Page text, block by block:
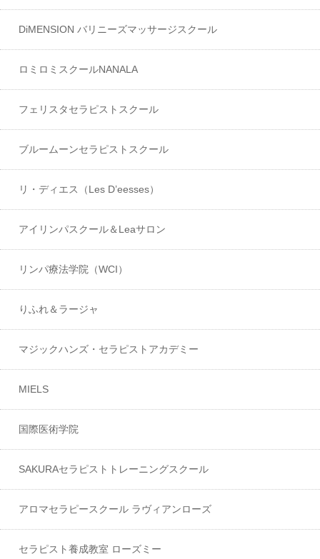
DiMENSION バリニーズマッサージスクール
ロミロミスクールNANALA
フェリスタセラピストスクール
ブルームーンセラピストスクール
リ・ディエス（Les D’eesses）
アイリンパスクール＆Leaサロン
リンパ療法学院（WCI）
りふれ＆ラージャ
マジックハンズ・セラピストアカデミー
MIELS
国際医術学院
SAKURAセラピストトレーニングスクール
アロマセラピースクール ラヴィアンローズ
セラピスト養成教室 ローズミー